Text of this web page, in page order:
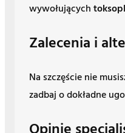
wywołujących
Zalecenia i
Na szczęście nie
zadbaj o dokładne